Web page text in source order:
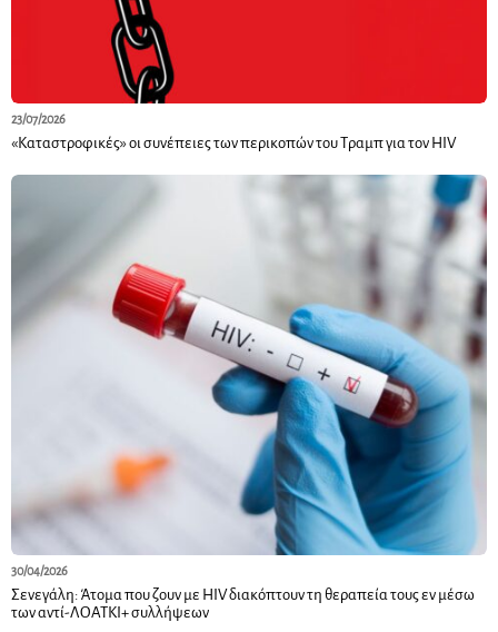
23/07/2026
«Καταστροφικές» οι συνέπειες των περικοπών του Τραμπ για τον HIV
30/04/2026
Σενεγάλη: Άτομα που ζουν με HIV διακόπτουν τη θεραπεία τους εν μέσω
των αντί-ΛΟΑΤΚΙ+ συλλήψεων